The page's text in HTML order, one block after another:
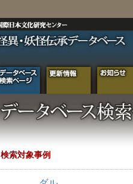
検索対象事例